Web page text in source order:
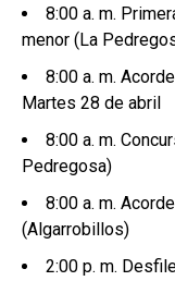
8:00 a. m.
menor (La
8:00 a. m.
Martes 28 de abril
8:00 a. m.
Pedregosa)
8:00 a. m.
(Algarrobillos)
2:00 p. m.